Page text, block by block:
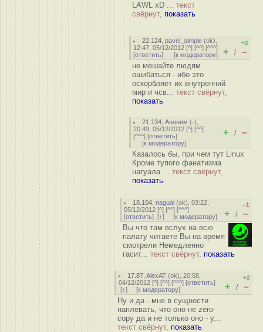
LAWL xD ... текст
свёрнут, показать
22.124 ,pavel_simple (ok),
12:47, 05/12/2012 [^] [^^] [^^^]
[ответить] [к модератору]
+2
+ / –
не мешайте людям
ошибаться - ибо это
оскорбляет их внутренний
мир и чсв... текст свёрнут,
показать
21.134 ,Аноним (-),
20:49, 05/12/2012 [^] [^^]
[^^^] [ответить]
[к модератору]
+ / –
Казалось бы, при чем тут Linux
Кроме тупого фанатизма
нагуала ... текст свёрнут,
показать
18.104 ,nagual (ok), 03:22,
05/12/2012 [^] [^^] [^^^]
[ответить] [↑] [к модератору]
–1
+ / –
Вы что там вслух на всю
палату читаете Вы на время
смотрели Немедленно
гасит... текст свёрнут, показать
17.87 ,AlexAT (ok), 20:58,
04/12/2012 [^] [^^] [^^^] [ответить]
[↑] [к модератору]
+2
+ / –
Ну и да - мне в сущности
наплевать, что оно не zero-
copy да и не только оно - у...
текст свёрнут, показать